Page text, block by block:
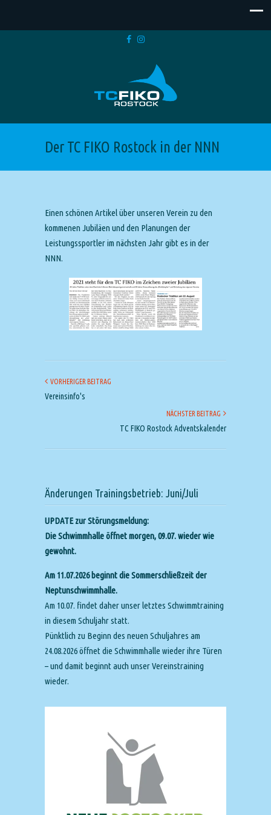
Der TC FIKO Rostock in der NNN
Einen schönen Artikel über unseren Verein zu den
kommenen Jubiläen und den Planungen der
Leistungssportler im nächsten Jahr gibt es in der
NNN.
VORHERIGER BEITRAG
Vereinsinfo's
NÄCHSTER BEITRAG
TC FIKO Rostock Adventskalender
Änderungen Trainingsbetrieb: Juni/Juli
UPDATE zur Störungsmeldung:
Die Schwimmhalle öffnet morgen, 09.07. wieder wie
gewohnt.
Am 11.07.2026 beginnt die Sommerschließzeit der
Neptunschwimmhalle.
Am 10.07. findet daher unser letztes Schwimmtraining
in diesem Schuljahr statt.
Pünktlich zu Beginn des neuen Schuljahres am
24.08.2026 öffnet die Schwimmhalle wieder ihre Türen
– und damit beginnt auch unser Vereinstraining
wieder.